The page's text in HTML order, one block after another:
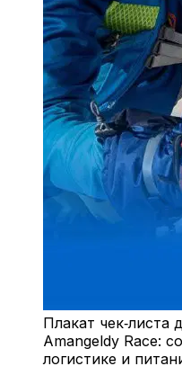
Плакат чек‑листа
Amangeldy Race:
логистике и